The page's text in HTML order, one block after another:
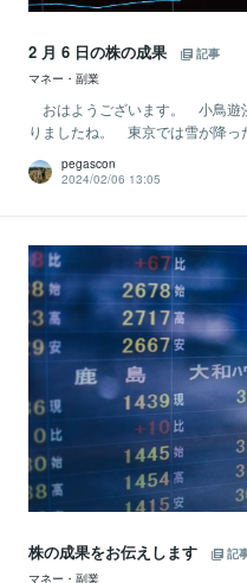
2 月 6 日の株の成果
記事
マネー・副業
おはようございます。 小鳥遊
りましたね。 東京では雪が降
pegascon
2024/02/06 13:05
株の成果をお伝えします
記
マネー・副業